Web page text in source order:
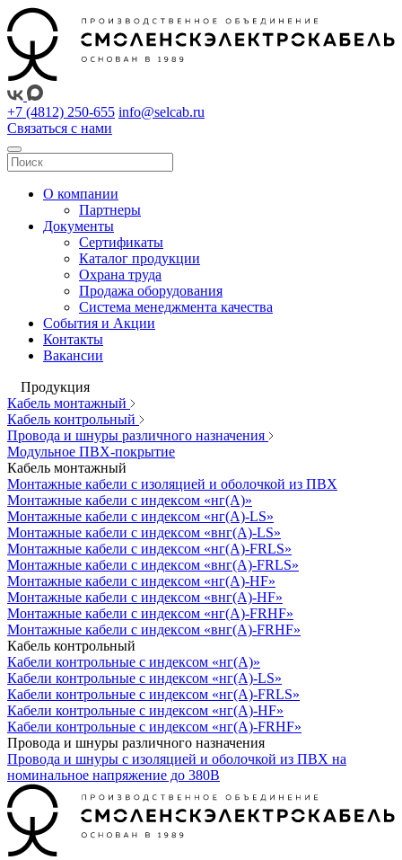
+7 (4812) 250-655 info@selcab.ru
Связаться с нами
О компании
Партнеры
Документы
Сертификаты
Каталог продукции
Охрана труда
Продажа оборудования
Система менеджмента качества
События и Акции
Контакты
Вакансии
Продукция
Кабель монтажный
Кабель контрольный
Провода и шнуры различного назначения
Модульное ПВХ-покрытие
Кабель монтажный
Монтажные кабели с изоляцией и оболочкой из ПВХ
Монтажные кабели с индексом «нг(А)»
Монтажные кабели с индексом «нг(А)-LS»
Монтажные кабели с индексом «внг(А)-LS»
Монтажные кабели с индексом «нг(А)-FRLS»
Монтажные кабели с индексом «внг(А)-FRLS»
Монтажные кабели с индексом «нг(А)-HF»
Монтажные кабели с индексом «внг(А)-HF»
Монтажные кабели с индексом «нг(А)-FRHF»
Монтажные кабели с индексом «внг(А)-FRHF»
Кабель контрольный
Кабели контрольные с индексом «нг(А)»
Кабели контрольные с индексом «нг(А)-LS»
Кабели контрольные с индексом «нг(А)-FRLS»
Кабели контрольные с индексом «нг(А)-HF»
Кабели контрольные с индексом «нг(А)-FRHF»
Провода и шнуры различного назначения
Провода и шнуры с изоляцией и оболочкой из ПВХ на
номинальное напряжение до 380В